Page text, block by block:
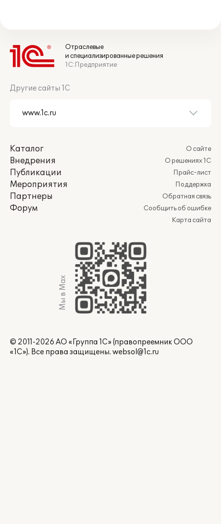
Отраслевые
и специализированные решения
1С:Предприятие
Другие сайты 1С
Каталог
Внедрения
Публикации
Мероприятия
Партнеры
Форум
О сайте
О решениях 1С
Прайс-лист
Поддержка
Обратная связь
Сообщить об ошибке
Карта сайта
Мы в Max
© 2011-2026 АО «Группа 1С» (правопреемник ООО
«1С»). Все права защищены. websol@1c.ru